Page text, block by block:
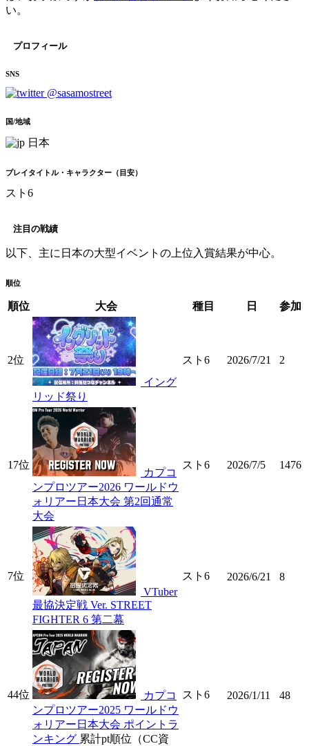
い。
プロフィール
SNS
@sasamostreet
国/地域
日本
プレイタイトル・キャラクター（目安）
スト6
注目の戦績
以下、主に日本の大型イベントの上位入賞結果が中心。
順位
順位 大会 種目 日 参加
2位
イング
リッド祭り
スト6 2026/7/21 2
17位
カプコ
ンプロツアー2026 ワールドウ
ォリアー日本大会 第2回通常
大会
スト6 2026/7/5 1476
7位
VTuber
最協決定戦 Ver. STREET
FIGHTER 6 第二幕
スト6 2026/6/21 8
44位
カプコ
ンプロツアー2025 ワールドウ
ォリアー日本大会 ポイントラ
ンキング 累計pt順位（CC資
スト6 2026/1/11 48